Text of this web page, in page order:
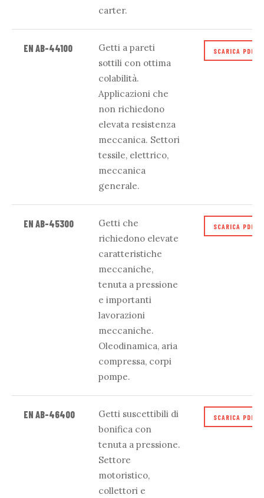
carter.
EN AB-44100
Getti a pareti
sottili con ottima
colabilità.
Applicazioni che
non richiedono
elevata resistenza
meccanica. Settori
tessile, elettrico,
meccanica
generale.
SCARICA PDF
EN AB-45300
Getti che
richiedono elevate
caratteristiche
meccaniche,
tenuta a pressione
e importanti
lavorazioni
meccaniche.
Oleodinamica, aria
compressa, corpi
pompe.
SCARICA PDF
EN AB-46400
Getti suscettibili di
bonifica con
tenuta a pressione.
Settore
motoristico,
collettori e
SCARICA PDF